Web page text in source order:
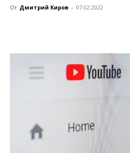
От Дмитрий Киров - 07.02.2022